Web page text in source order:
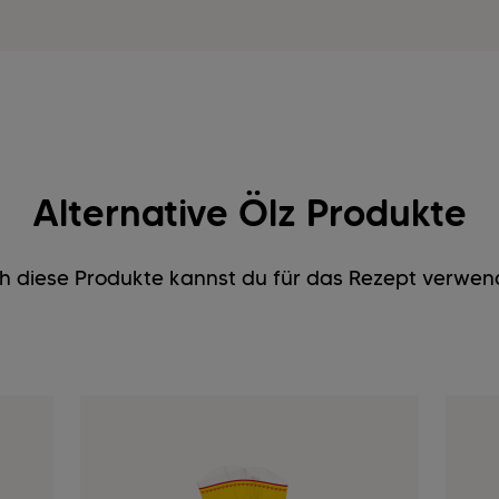
Alternative Ölz Produkte
diese Produkte kannst du für das Rezept